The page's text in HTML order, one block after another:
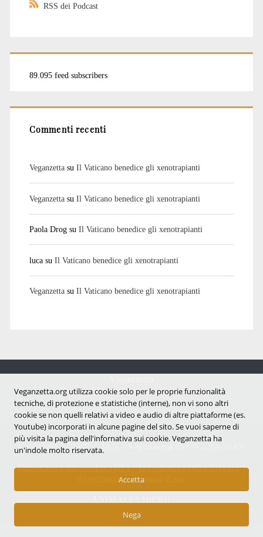
RSS dei Podcast
89.095 feed subscribers
Commenti recenti
Veganzettasu Il Vaticano benedice gli xenotrapianti
Veganzettasu Il Vaticano benedice gli xenotrapianti
Paola Drogsu Il Vaticano benedice gli xenotrapianti
lucasu Il Vaticano benedice gli xenotrapianti
Veganzettasu Il Vaticano benedice gli xenotrapianti
Notizie dal mondo vegan e antispecista
Copyright © 2007 - 2026 |
Informativa sui cookie (UE)|Informativa sulla Privacy|
Avvertenze e Licenza d'uso
Veganzetta.org utilizza cookie solo per le proprie funzionalità
tecniche, di protezione e statistiche (interne), non vi sono altri
cookie se non quelli relativi a video e audio di altre piattaforme (es.
Youtube) incorporati in alcune pagine del sito. Se vuoi saperne di
più visita la pagina dell'infornativa sui cookie. Veganzetta ha
un'indole molto riservata.
Accetta
Nega